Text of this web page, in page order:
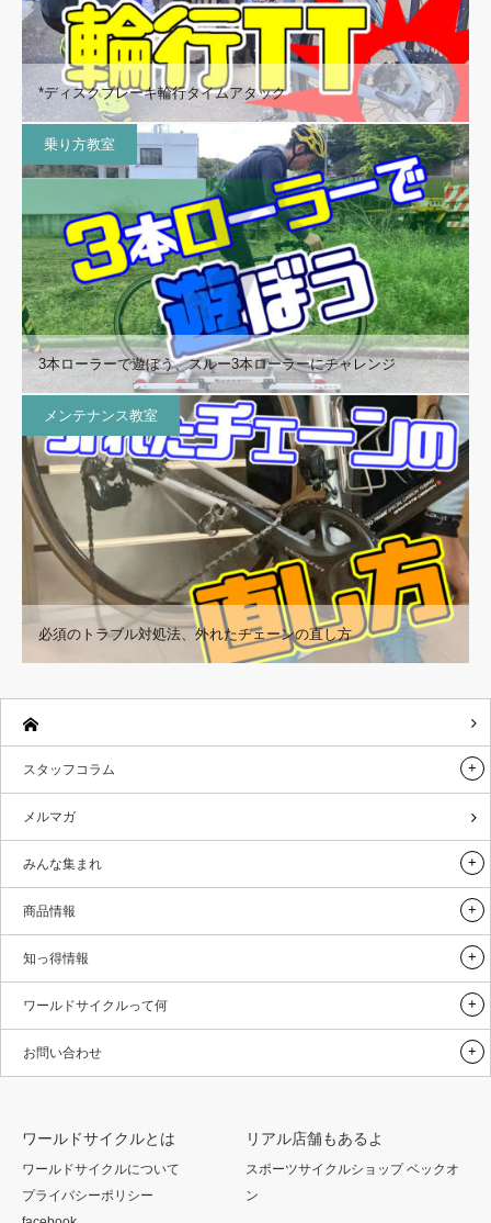
*ディスクブレーキ輪行タイムアタック
乗り方教室
3本ローラーで遊ぼう、スルー3本ローラーにチャレンジ
メンテナンス教室
必須のトラブル対処法、外れたチェーンの直し方
スタッフコラム
メルマガ
みんな集まれ
商品情報
知っ得情報
ワールドサイクルって何
お問い合わせ
ワールドサイクルとは
ワールドサイクルについて
プライバシーポリシー
リアル店舗もあるよ
スポーツサイクルショップ ベックオ
ン